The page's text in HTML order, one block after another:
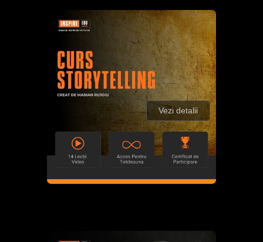
Vezi detalii